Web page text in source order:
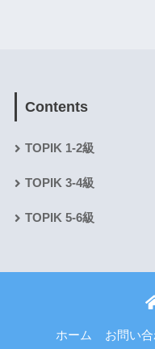
Contents
TOPIK 1-2級
TOPIK 3-4級
TOPIK 5-6級
ホーム お問い